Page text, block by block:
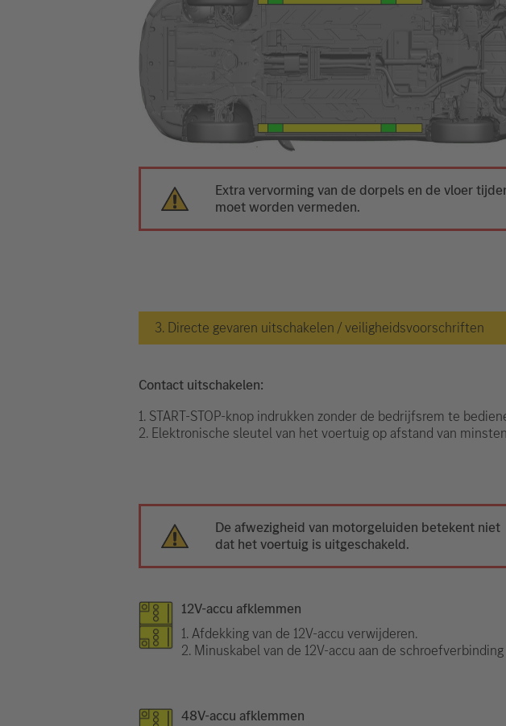
Extra vervorming van de dorpels en de vloer
moet worden vermeden.
3. Directe gevaren uitschakelen / veiligheidsvoorschriften
Contact uitschakelen:
1. START-STOP-knop indrukken zonder de bedrijfsrem te
2. Elektronische sleutel van het voertuig op afstand van
De afwezigheid van motorgeluiden betekent niet
dat het voertuig is uitgeschakeld.
12V-accu afklemmen
1. Afdekking van de 12V-accu verwijderen.
2. Minuskabel van de 12V-accu aan de
48V-accu afklemmen